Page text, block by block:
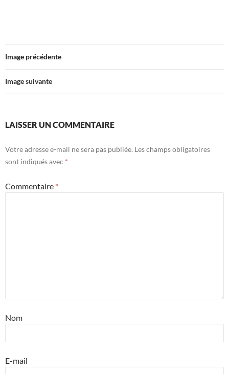
Image précédente
Image suivante
LAISSER UN COMMENTAIRE
Votre adresse e-mail ne sera pas publiée. Les champs obligatoires
sont indiqués avec *
Commentaire *
Nom
E-mail